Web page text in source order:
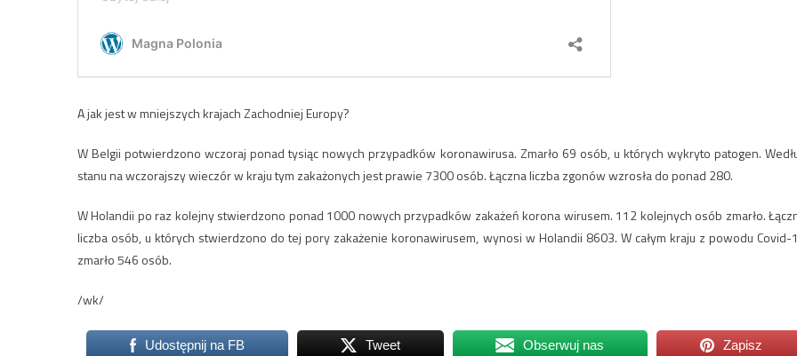
A jak jest w mniejszych krajach Zachodniej Europy?
W Belgii potwierdzono wczoraj ponad tysiąc nowych przypadków koronawirusa. Zmarło 69 osób, u których wykryto patogen.
stanu na wczorajszy wieczór w kraju tym zakażonych jest prawie 7300 osób. Łączna liczba zgonów wzrosła do ponad 280.
W Holandii po raz kolejny stwierdzono ponad 1000 nowych przypadków zakażeń korona wirusem. 112 kolejnych osób zmarło.
liczba osób, u których stwierdzono do tej pory zakażenie koronawirusem, wynosi w Holandii 8603. W całym kraju z powodu Covid-
zmarło 546 osób.
/wk/
Udostępnij na FB Tweet Obserwuj nas Zapisz